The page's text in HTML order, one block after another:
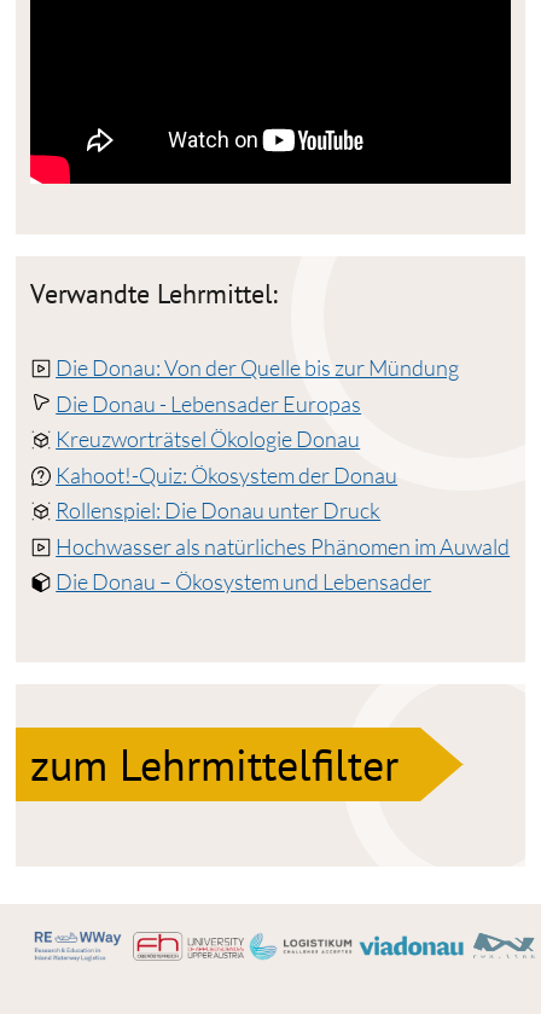
Verwandte Lehrmittel:
Die Donau: Von der Quelle bis zur Mündung
Die Donau - Lebensader Europas
Kreuzworträtsel Ökologie Donau
Kahoot!-Quiz: Ökosystem der Donau
Rollenspiel: Die Donau unter Druck
Hochwasser als natürliches Phänomen im Auwald
Die Donau – Ökosystem und Lebensader
zum Lehrmittelfilter